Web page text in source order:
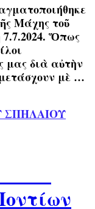
Μάχης τοῦ
Ὅπως
μας διὰ αὐτὴν
μὲ …